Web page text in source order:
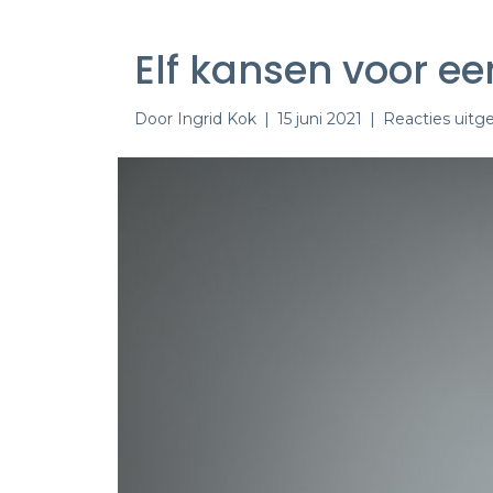
Elf kansen voor
Door Ingrid Kok | 15 juni 2021 | Reacties